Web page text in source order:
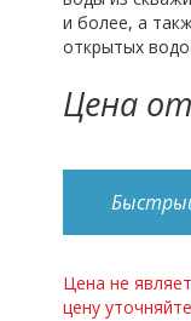
и более, а
открытых
Цена
Цена не
цену